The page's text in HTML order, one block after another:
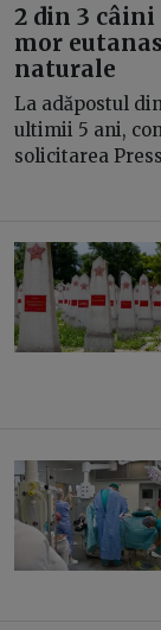
2 din 3 câini
mor
naturale
La adăpostul
ultimii 5 ani,
solicitarea